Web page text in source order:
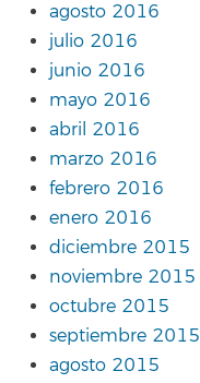
agosto 2016
julio 2016
junio 2016
mayo 2016
abril 2016
marzo 2016
febrero 2016
enero 2016
diciembre 2015
noviembre 2015
octubre 2015
septiembre 2015
agosto 2015